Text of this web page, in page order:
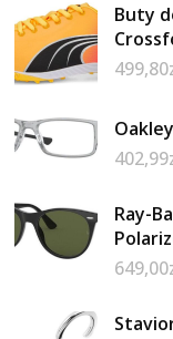
Buty
499,80
402,99
Ray-
649,00